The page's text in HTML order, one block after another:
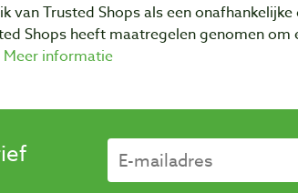
van Trusted Shops als een
Shops heeft maatregelen genomen
Meer informatie